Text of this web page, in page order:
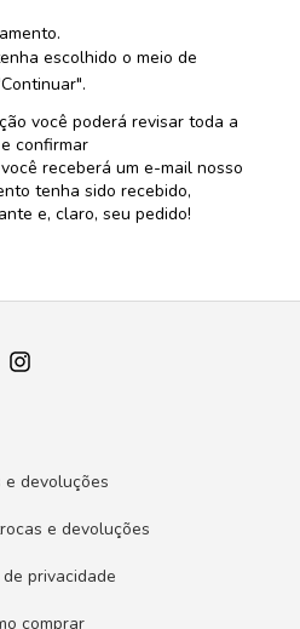
escolhido o meio de
você poderá revisar toda a
confirmar
receberá um e-mail nosso
tenha sido recebido,
e, claro, seu pedido!
e devoluções
e devoluções
privacidade
comprar